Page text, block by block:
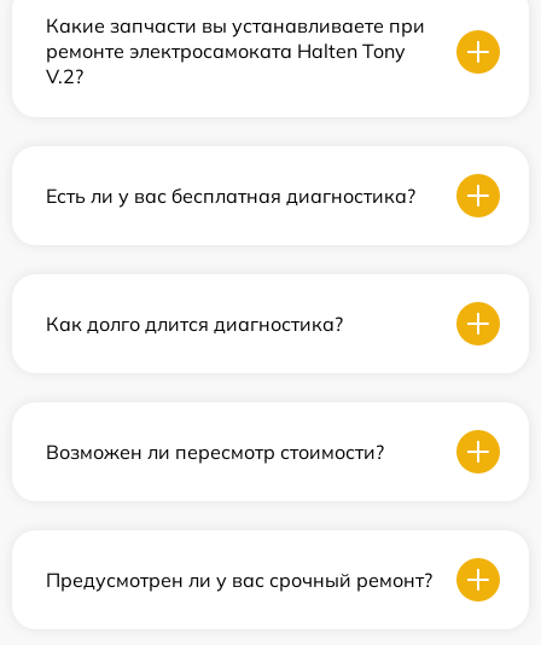
Какие запчасти вы устанавливаете при
ремонте электросамоката Halten Tony
V.2?
Есть ли у вас бесплатная диагностика?
Как долго длится диагностика?
Возможен ли пересмотр стоимости?
Предусмотрен ли у вас срочный ремонт?